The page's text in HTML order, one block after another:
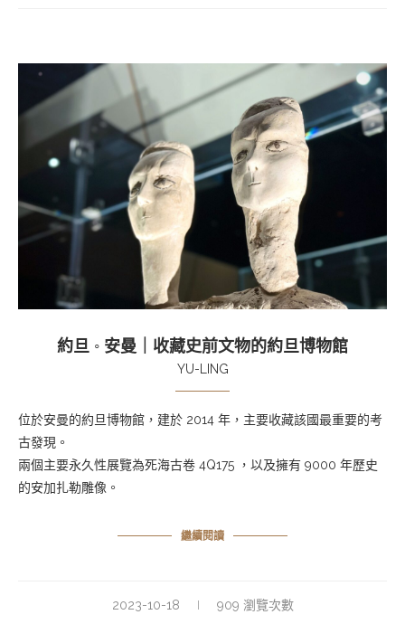
約旦 ◦ 安曼｜收藏史前文物的約旦博物館
YU-LING
位於安曼的約旦博物館，建於 2014 年，主要收藏該國最重要的考
古發現。
兩個主要永久性展覽為死海古卷 4Q175 ，以及擁有 9000 年歷史
的安加扎勒雕像。
繼續閱讀
2023-10-18 909 瀏覽次數